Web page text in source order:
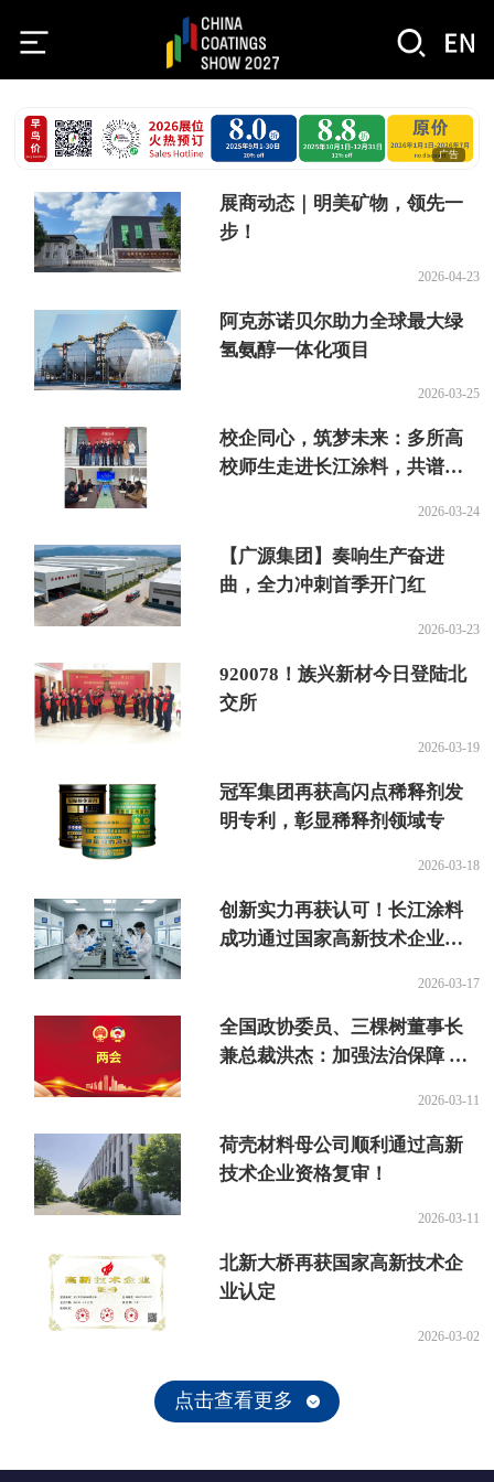
广告
展商动态｜明美矿物，领先一
步！
2026-04-23
阿克苏诺贝尔助力全球最大绿
氢氨醇一体化项目
2026-03-25
校企同心，筑梦未来：多所高
校师生走进长江涂料，共谱协
2026-03-24
【广源集团】奏响生产奋进
曲，全力冲刺首季开门红
2026-03-23
920078！族兴新材今日登陆北
交所
2026-03-19
冠军集团再获高闪点稀释剂发
明专利，彰显稀释剂领域专
2026-03-18
创新实力再获认可！长江涂料
成功通过国家高新技术企业复
2026-03-17
全国政协委员、三棵树董事长
兼总裁洪杰：加强法治保障 夯
2026-03-11
荷壳材料母公司顺利通过高新
技术企业资格复审！
2026-03-11
北新大桥再获国家高新技术企
业认定
2026-03-02
点击查看更多